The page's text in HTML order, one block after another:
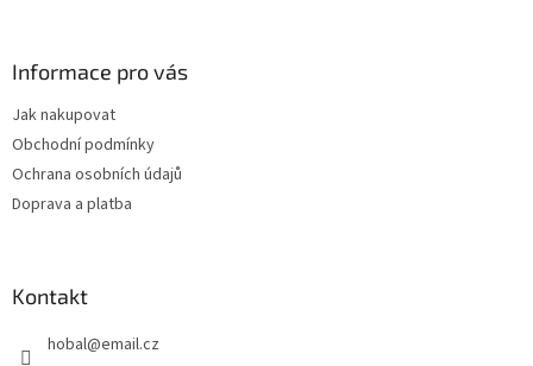
Informace pro vás
Jak nakupovat
Obchodní podmínky
Ochrana osobních údajů
Doprava a platba
Kontakt
hobal@email.cz